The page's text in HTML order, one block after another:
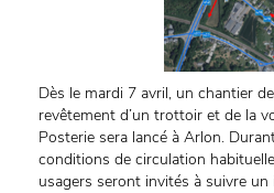
Dès le mardi 7 avril, un chantier
revêtement d’un trottoir et de la
Posterie sera lancé à Arlon.
conditions de circulation
usagers seront invités à suivre un